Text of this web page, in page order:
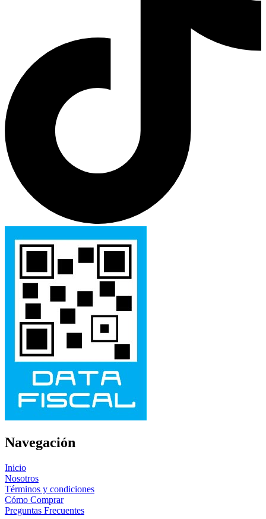
Navegación
Inicio
Nosotros
Términos y condiciones
Cómo Comprar
Preguntas Frecuentes